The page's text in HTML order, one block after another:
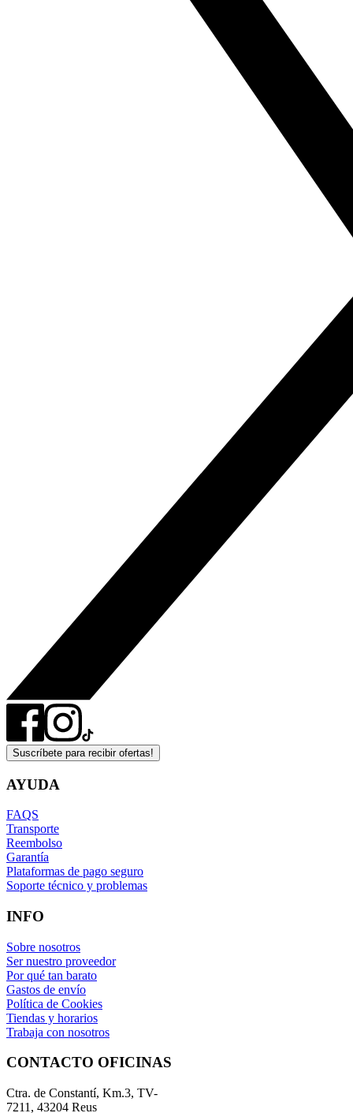
Suscríbete para recibir ofertas!
AYUDA
FAQS
Transporte
Reembolso
Garantía
Plataformas de pago seguro
Soporte técnico y problemas
INFO
Sobre nosotros
Ser nuestro proveedor
Por qué tan barato
Gastos de envío
Política de Cookies
Tiendas y horarios
Trabaja con nosotros
CONTACTO OFICINAS
Ctra. de Constantí, Km.3, TV-
7211, 43204 Reus